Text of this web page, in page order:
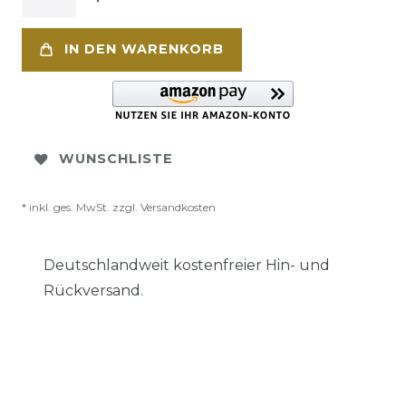
IN DEN WARENKORB
WUNSCHLISTE
* inkl. ges. MwSt. zzgl. Versandkosten
Deutschlandweit kostenfreier Hin- und
Rückversand.